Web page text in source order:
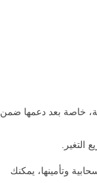
خاصة بعد دعمها ضمن
وتأمينها، يمكنك